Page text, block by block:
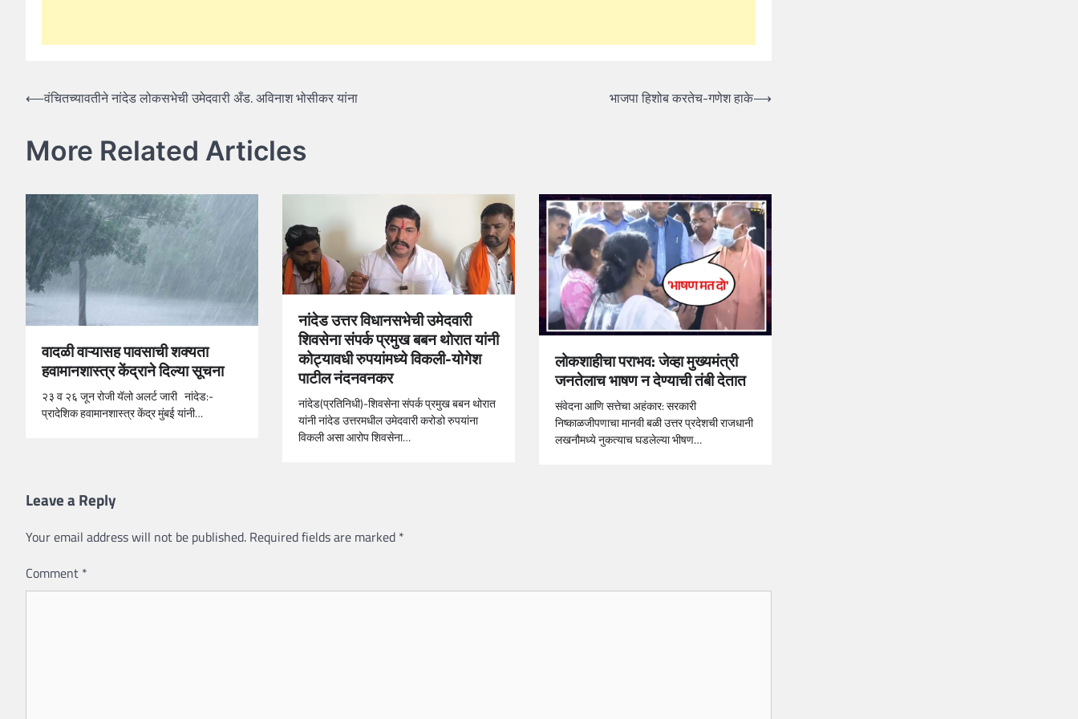
Post
⟵वंचितच्यावतीने नांदेड लोकसभेची उमेदवारी अँड. अविनाश भोसीकर यांना भाजपा हिशोब करतेच-गणेश हाके⟶
More Related Articles
वादळी वाऱ्यासह पावसाची शक्यता
हवामानशास्त्र केंद्राने दिल्या सूचना
२३ व २६ जून रोजी यॅलो अलर्ट जारी नांदेड:-
प्रादेशिक हवामानशास्त्र केंद्र मुंबई यांनी…
नांदेड उत्तर विधानसभेची उमेदवारी
शिवसेना संपर्क प्रमुख बबन थोरात यांनी
कोट्यावधी रुपयांमध्ये विकली-योगेश
पाटील नंदनवनकर
नांदेड(प्रतिनिधी)-शिवसेना संपर्क प्रमुख बबन थोरात
यांनी नांदेड उत्तरमधील उमेदवारी करोडो रुपयांना
विकली असा आरोप शिवसेना…
लोकशाहीचा पराभव: जेव्हा मुख्यमंत्री
जनतेलाच भाषण न देण्याची तंबी देतात
संवेदना आणि सत्तेचा अहंकार: सरकारी
निष्काळजीपणाचा मानवी बळी उत्तर प्रदेशची राजधानी
लखनौमध्ये नुकत्याच घडलेल्या भीषण…
Leave a Reply
Your email address will not be published. Required fields are marked *
Comment *